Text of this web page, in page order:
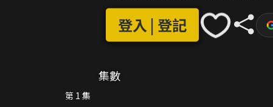
登入 | 登記
集數
第 1 集